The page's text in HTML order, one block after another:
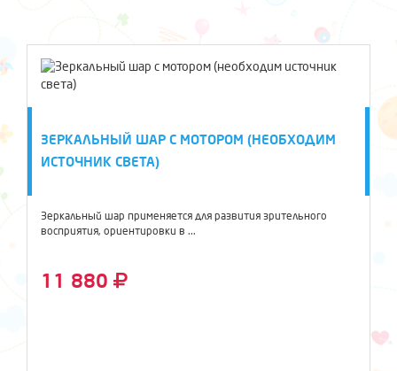
ЗЕРКАЛЬНЫЙ ШАР С МОТОРОМ (НЕОБХОДИМ
ИСТОЧНИК СВЕТА)
Зеркальный шар применяется для развития зрительного
восприятия, ориентировки в ...
11 880